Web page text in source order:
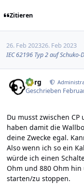
Zitieren
26. Feb 202326. Feb 2023
IEC 62196 Typ 2 auf Schuko-
borg
Geschrieben
Du musst zwischen CP
haben damit die
deine Zwecke egal.
Also wenn ich so ein
würde ich einen
Ohm und 880 Ohm
starten/zu stoppen.